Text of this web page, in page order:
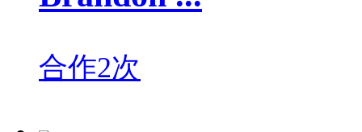
合作2次